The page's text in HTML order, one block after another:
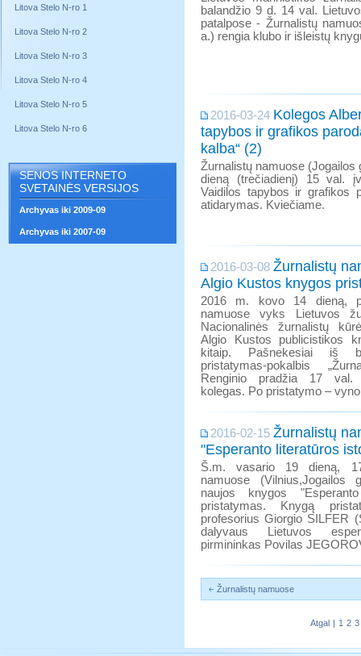
Litova Stelo N-ro 1
Litova Stelo N-ro 2
Litova Stelo N-ro 3
Litova Stelo N-ro 4
Litova Stelo N-ro 5
Litova Stelo N-ro 6
SENOS INTERNETO
SVETAINĖS VERSIJOS
Archyvas iki 2009-09
Archyvas iki 2007-09
balandžio 9 d. 14 val.
patalpose - Žurnalistų
a.) rengia klubo ir išleistų
2016-03-24 Kolegos
tapybos ir grafikos
kalba“ (2)
Žurnalistų namuose (Jogailos
dieną (trečiadienį) 15 val.
Vaidilos tapybos ir grafikos
atidarymas. Kviečiame.
2016-03-08 Žurnalistų
Algio Kustos knygos
2016 m. kovo 14 dieną,
namuose vyks Lietuvos
Nacionalinės žurnalistų
Algio Kustos publicistikos
kitaip. Pašnekesiai iš
pristatymas-pokalbis
Renginio pradžia 17 val.
kolegas. Po pristatymo –
2016-02-15 Žurnalistų
"Esperanto literatūros
Š.m. vasario 19 dieną,
namuose (Vilnius,Jogailos
naujos knygos
pristatymas. Knygą
profesorius Giorgio SILFER
dalyvaus Lietuvos
pirmininkas Povilas
Žurnalistų namuose
Atgal | 1 2 3